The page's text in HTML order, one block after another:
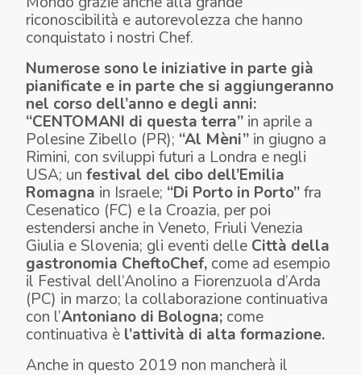
riconoscibilità e autorevolezza che hanno
conquistato i nostri Chef.
Numerose sono le iniziative in parte già
pianificate e in parte che si aggiungeranno
nel corso dell’anno e degli anni:
“CENTOMANI di questa terra” in aprile a
Polesine Zibello (PR); “Al Mèni” in giugno a
Rimini, con sviluppi futuri a Londra e negli
USA; un festival del cibo dell’Emilia
Romagna in Israele; “Di Porto in Porto”fra
Cesenatico (FC) e la Croazia, per poi
estendersi anche in Veneto, Friuli Venezia
Giulia e Slovenia; gli eventi delle Città della
gastronomia CheftoChef, come ad esempio
il Festival dell’Anolino a Fiorenzuola d’Arda
(PC) in marzo; la collaborazione continuativa
con l’Antoniano di Bologna; come
continuativa è l’attività di alta formazione.
Anche in questo 2019 non mancherà il